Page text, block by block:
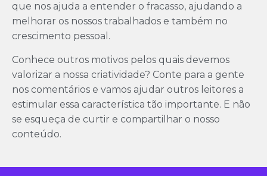
que nos ajuda a entender o fracasso, ajudando a
melhorar os nossos trabalhados e também no
crescimento pessoal.
Conhece outros motivos pelos quais devemos
valorizar a nossa criatividade? Conte para a gente
nos comentários e vamos ajudar outros leitores a
estimular essa característica tão importante. E não
se esqueça de curtir e compartilhar o nosso
conteúdo.